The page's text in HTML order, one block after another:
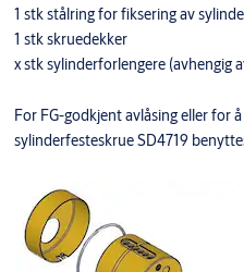
1 stk stålring for fiksering av
1 stk skruedekker
x stk sylinderforlengere (avhengig
For FG-godkjent avlåsing eller for
sylinderfesteskrue SD4719